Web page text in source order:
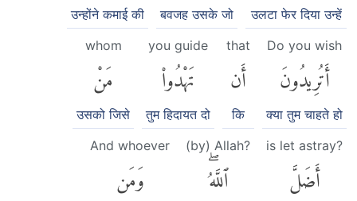
उलटा फेर दिया उन्हें
बवजह उसके जो
उन्होंने कमाई की
Do you wish
أَتُرِيدُونَ
क्या तुम चाहते हो
that
أَن
कि
you guide
تَهْدُوا۟
तुम हिदायत दो
whom
مَنْ
उसको जिसे
is let astray?
أَضَلَّ
(by) Allah?
ٱللَّهُۖ
And whoever
وَمَن